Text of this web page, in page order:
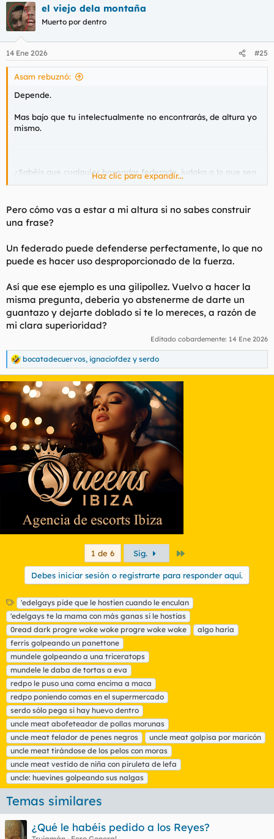
el viejo dela montaña
Muerto por dentro
14 Ene 2026 #25
Asam rebuznó:
Depende.
Mas bajo que tu intelectualmente no encontrarás, de altura yo
mismo.
¿Sabéis que cualquier boxeador federado, judoka o lo que sea
si le da ostias a in "civil" le quitan la "licencia"?
Haz clic para expandir...
Pero cómo vas a estar a mi altura si no sabes construir
una frase?
Un federado puede defenderse perfectamente, lo que no
puede es hacer uso desproporcionado de la fuerza.
Así que ese ejemplo es una gilipollez. Vuelvo a hacer la
misma pregunta, debería yo abstenerme de darte un
guantazo y dejarte doblado si te lo mereces, a razón de
mi clara superioridad?
Editado cobardemente: 14 Ene 2026
R
e
a
c
o
n
s
bocatadecuervos, ignaciofdez y serdo
1 de 6 Sig.
Debes iniciar sesión o registrarte para responder aquí.
E
t
i
q
u
e
t
a
s
'edelgays pide que le hostien cuando le enculan
'edelgays te la mama con más ganas si le hostias
0read dark progre woke woke progre woke woke
algo haría
ferris golpeando un panettone
mundele golpeando a una triceratops
mundele le daba de tortas a eva
redpo le puso una coma encima a maca
redpo poniendo comas en el supermercado
serdo sólo pega si hay huevo dentro
uncle meat abofeteador de pollas morunas
uncle meat felador de penes negros
uncle meat golpisa por maricón
uncle meat tirándose de los pelos con moras
uncle meat vestido de niña con piruleta de lefa
uncle: huevines golpeando sus nalgas
Temas similares
¿Qué le habéis pedido a los Reyes?